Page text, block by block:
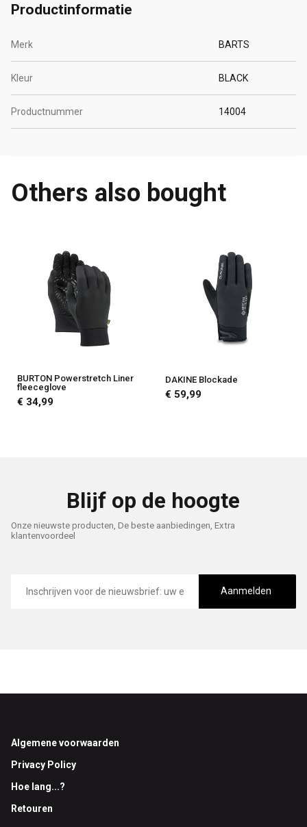
Productinformatie
Merk BARTS
Kleur BLACK
Productnummer 14004
Others also bought
BURTON Powerstretch Liner
fleeceglove
€ 34,99
DAKINE Blockade
€ 59,99
Blijf op de hoogte
Onze nieuwste producten, De beste aanbiedingen, Extra
klantenvoordeel
mailadres
Aanmelden
Footer
Algemene voorwaarden
Privacy Policy
Hoe lang...?
Retouren